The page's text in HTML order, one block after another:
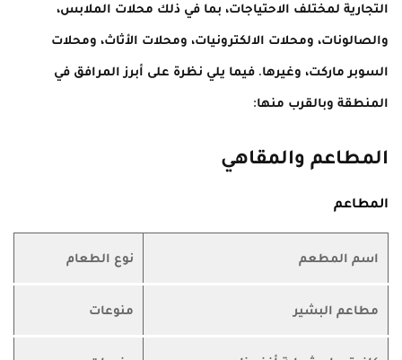
التجارية لمختلف الاحتياجات، بما في ذلك محلات الملابس،
والصالونات، ومحلات الالكترونيات، ومحلات الأثاث، ومحلات
السوبر ماركت، وغيرها. فيما يلي نظرة على أبرز المرافق في
المنطقة وبالقرب منها:
المطاعم والمقاهي
المطاعم
اسم المطعم نوع الطعام
مطاعم البشير منوعات